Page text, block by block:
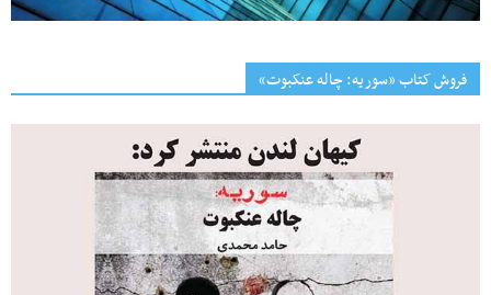
فروش کتاب «سوریه: چاله عنکبوت»